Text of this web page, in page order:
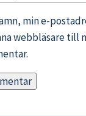
min e-
webbläsare till